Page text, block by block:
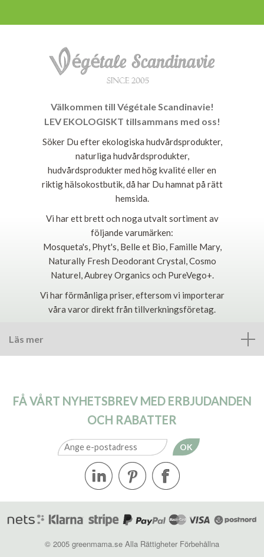
Välkommen till Végétale Scandinavie!
LEV EKOLOGISKT tillsammans med oss!
Söker Du efter ekologiska hudvårdsprodukter,
naturliga hudvårdsprodukter,
hudvårdsprodukter med hög kvalité eller en
riktig hälsokostbutik, då har Du hamnat på rätt
hemsida.
Vi har ett brett och noga utvalt sortiment av
följande varumärken:
Mosqueta's, Phyt's, Belle et Bio, Famille Mary,
Naturally Fresh Deodorant Crystal, Cosmo
Naturel, Aubrey Organics och PureVego+.
Vi har förmånliga priser, eftersom vi importerar
våra varor direkt från tillverkningsföretag.
Läs mer
FÅ VÅRT NYHETSBREV MED ERBJUDANDEN
OCH RABATTER
OK
© 2005 greenmama.se Alla Rättigheter Förbehållna